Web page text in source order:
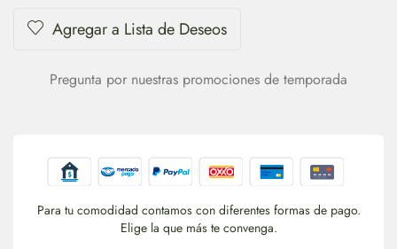
Agregar a Lista de Deseos
Pregunta por nuestras promociones de temporada
Para tu comodidad contamos con diferentes formas de pago.
Elige la que más te convenga.